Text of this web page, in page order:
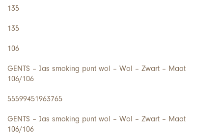
135
135
106
GENTS – Jas smoking punt wol – Wol – Zwart – Maat
106/106
55599451963765
GENTS – Jas smoking punt wol – Wol – Zwart – Maat
106/106